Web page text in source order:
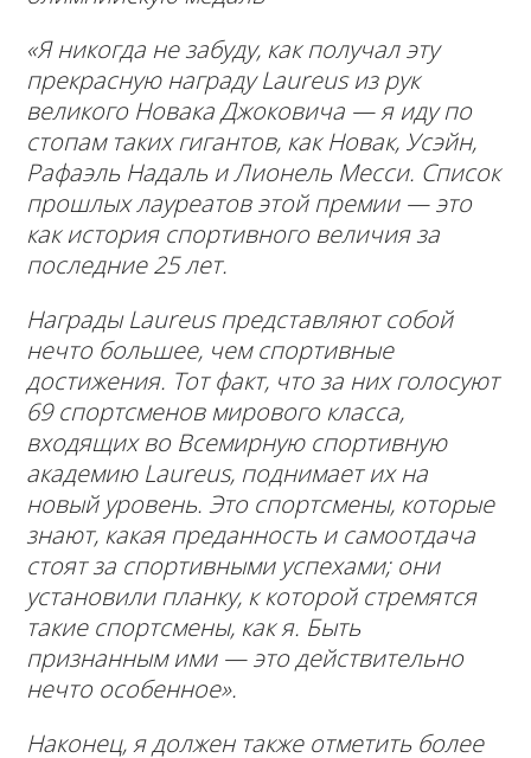
«Я никогда не забуду, как получал эту
прекрасную награду Laureus из рук
великого Новака Джоковича — я иду по
стопам таких гигантов, как Новак, Усэйн,
Рафаэль Надаль и Лионель Месси. Список
прошлых лауреатов этой премии — это
как история спортивного величия за
последние 25 лет.
Награды Laureus представляют собой
нечто большее, чем спортивные
достижения. Тот факт, что за них голосуют
69 спортсменов мирового класса,
входящих во Всемирную спортивную
академию Laureus, поднимает их на
новый уровень. Это спортсмены, которые
знают, какая преданность и самоотдача
стоят за спортивными успехами; они
установили планку, к которой стремятся
такие спортсмены, как я. Быть
признанным ими — это действительно
нечто особенное».
Наконец, я должен также отметить более